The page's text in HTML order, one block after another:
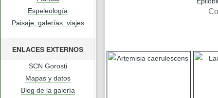
Espeleología
Paisaje, galerías, viajes
ENLACES EXTERNOS
SCN Gorosti
Mapas y datos
Blog de la galería